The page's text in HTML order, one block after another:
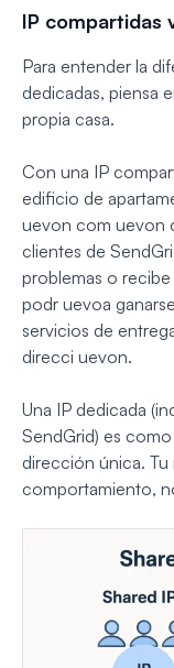
IP compartidas
Para entender la
dedicadas, piensa
propia casa.
Con una IP
edificio de
uevon com uevon
clientes de
problemas o
podr uevoa
servicios de
direcci uevon.
Una IP dedicada
SendGrid) es
dirección única.
comportamiento,